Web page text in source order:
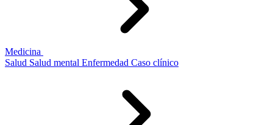
Medicina
Salud Salud mental Enfermedad Caso clínico